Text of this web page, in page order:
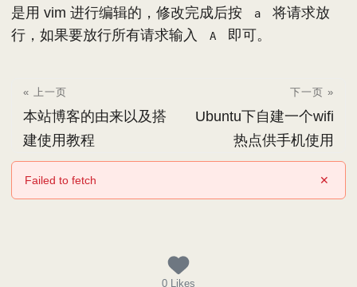
是用 vim 进行编辑的，修改完成后按
a
将请求放
行，如果要放行所有请求输入
A 即可。
« 上一页
本站博客的由来以及搭
建使用教程
下一页 »
Ubuntu下自建一个wifi
热点供手机使用